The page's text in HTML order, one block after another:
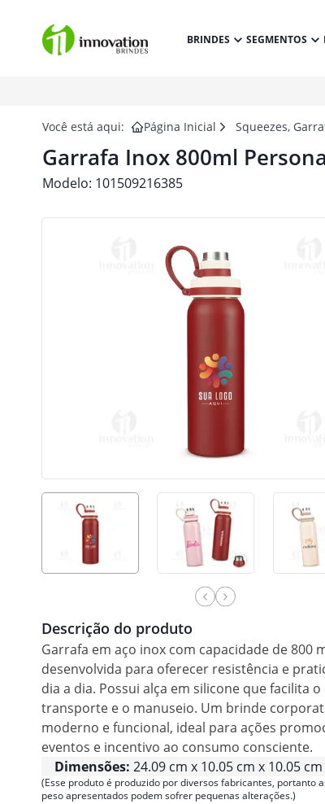
BRINDES SEGMENTOS
Você está aqui: Página Inicial Squeezes,
Garrafa Inox 800ml
Modelo: 101509216385
Descrição do produto
Garrafa em aço inox com capacidade de 800
desenvolvida para oferecer resistência e
dia a dia. Possui alça em silicone que facilita o
transporte e o manuseio. Um brinde
moderno e funcional, ideal para ações
eventos e incentivo ao consumo consciente.
Dimensões: 24.09 cm x 10.05 cm x 10.05 cm
(Esse produto é produzido por diversos fabricantes, portanto
peso apresentados podem sofrer pequenas alterações.)